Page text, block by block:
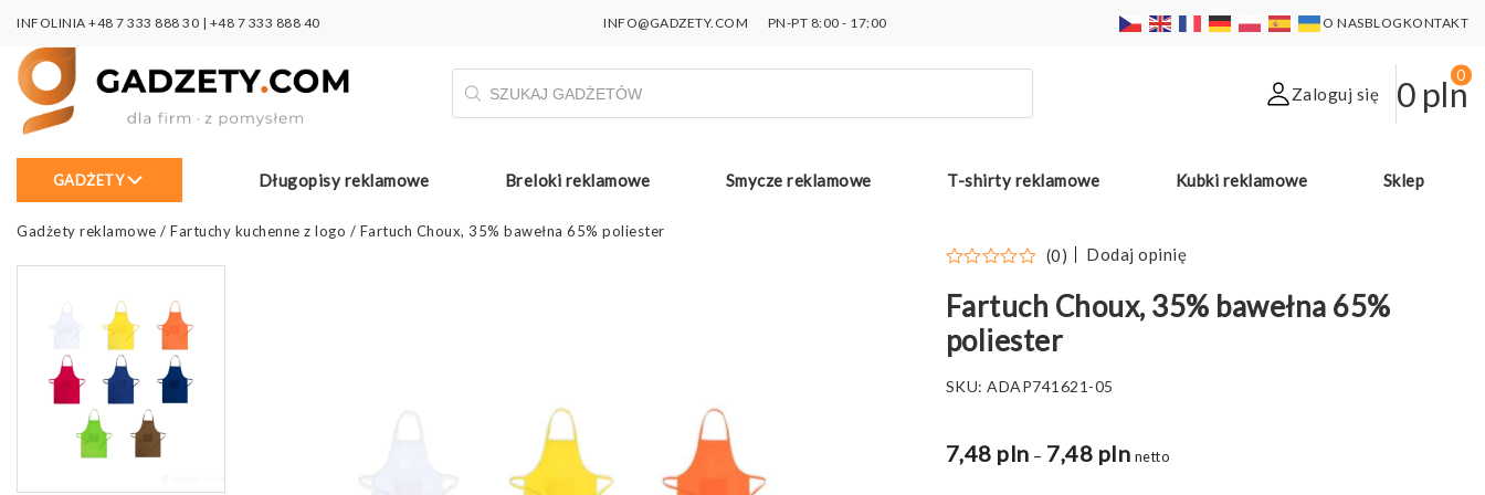
INFOLINIA +48 7 333 888 30 | +48 7 333 888 40 INFO@GADZETY.COM PN-PT 8:00 - 17:00 O NASBLOGKONTAKT
Wyszukiwarka
produktów
Zaloguj się 0 pln
0
GADŻETY Długopisy reklamowe Breloki reklamowe Smycze reklamowe T-shirty reklamowe Kubki reklamowe Sklep
Gadżety reklamowe / Fartuchy kuchenne z logo / Fartuch Choux, 35% bawełna 65% poliester
(0) Dodaj opinię
Fartuch Choux, 35% bawełna 65%
poliester
SKU:ADAP741621-05
7,48 pln – 7,48 plnZakres
netto